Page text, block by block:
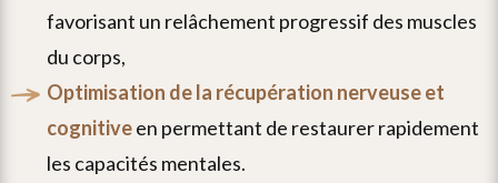
favorisant un relâchement progressif des muscles
du corps,
optimisation de la récupération nerveuse et
cognitiveen permettant de restaurer rapidement
les capacités mentales.